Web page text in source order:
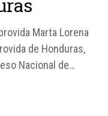
Marta Lorena
de Honduras,
Nacional de
práctica puede